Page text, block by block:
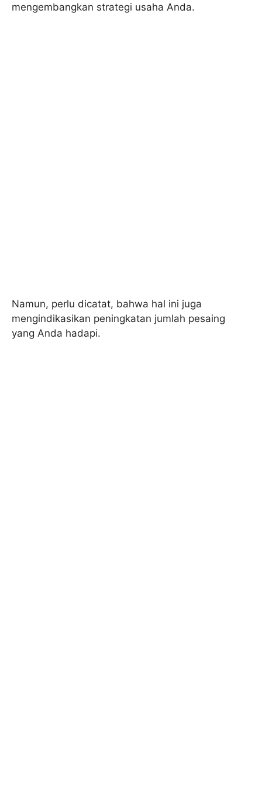
mengembangkan strategi usaha Anda.
Namun, perlu dicatat, bahwa hal ini juga
mengindikasikan peningkatan jumlah pesaing
yang Anda hadapi.